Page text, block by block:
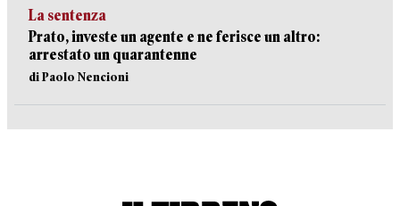
La sentenza
Prato, investe un agente e ne ferisce un altro:
arrestato un quarantenne
di Paolo Nencioni